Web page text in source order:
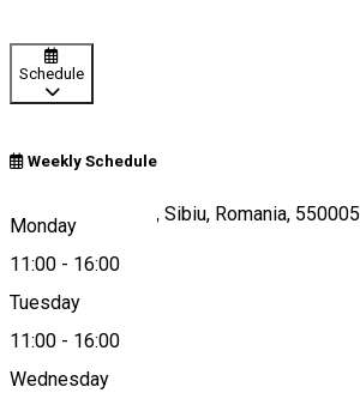
Schedule
Weekly Schedule
Monday
11:00 - 16:00
Tuesday
11:00 - 16:00
Wednesday
Scoala de Inot 24, Sibiu, Romania, 550005
Map